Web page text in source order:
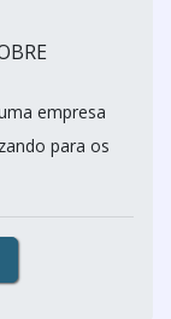
empresa
para os